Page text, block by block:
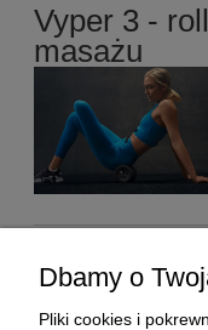
Vyper 3 -
masażu
Roller
Dbamy o
Pliki cookies i